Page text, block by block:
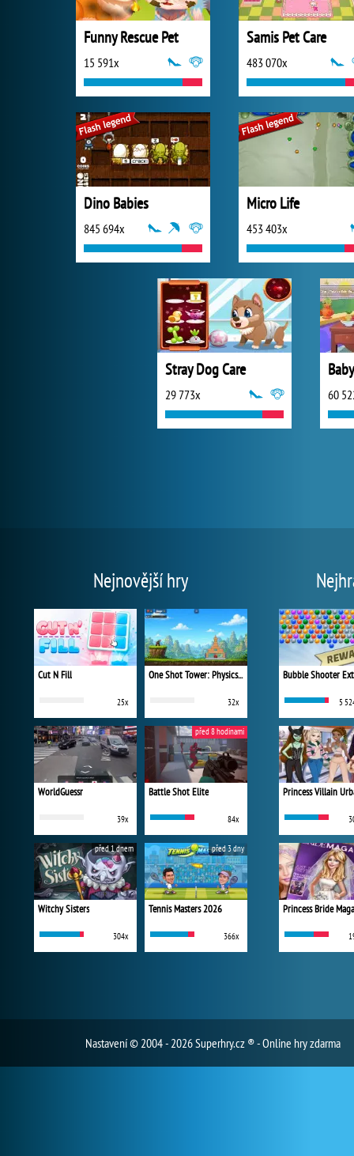
Funny Rescue Pet
15 591x
Samis Pet Care
483 070x
Dino Babies
845 694x
Micro Life
453 403x
Stray Dog Care
29 773x 60
Nejnovější hry
Cut N Fill
25x
One Shot Tower: Physics Destroyer
32x
WorldGuessr
39x
Battle Shot Elite
84x
před 8 hodinami
Witchy Sisters
304x
před 1 dnem
Tennis Masters 2026
366x
před 3 dny
Bubble Shooter
5
Princess Bride
Nastavení© 2004 - 2026 Superhry.cz ® - Online hry zdarma